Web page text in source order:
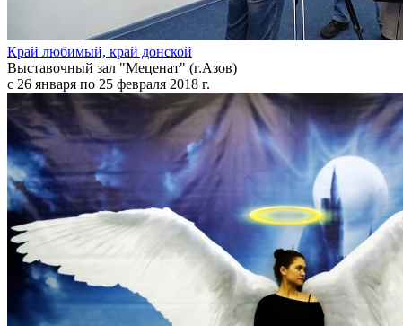
Край любимый, край донской
Выставочный зал "Меценат" (г.Азов)
с 26 января по 25 февраля 2018 г.